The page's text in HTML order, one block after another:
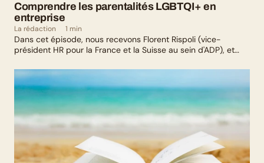
Comprendre les parentalités LGBTQI+ en
entreprise
La rédaction 1 min
Dans cet épisode, nous recevons Florent Rispoli (vice-
président HR pour la France et la Suisse au sein d'ADP), et
leurs parcours de parents LGBTQ+.